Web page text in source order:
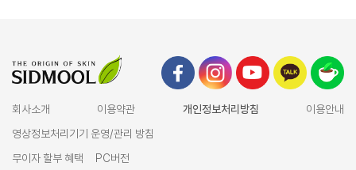
회사소개 이용약관 개인정보처리방침
이용안내
영상정보처리기기 운영/관리 방침
무이자 할부 혜택
PC버전